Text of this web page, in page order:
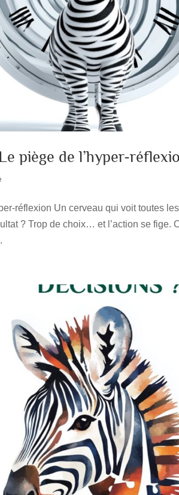
piège de l’hyper-
réflexion Un cerveau qui voit toutes
? Trop de choix… et l’action se fige.